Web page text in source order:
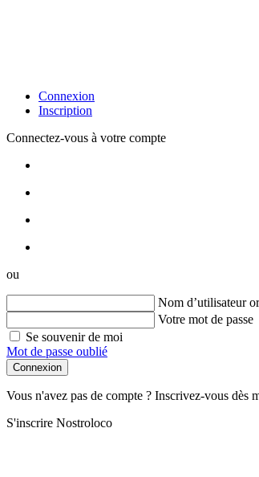
Connexion
Inscription
Connectez-vous à votre compte
ou
Nom d’utilisateur
Votre mot de passe
Se souvenir de moi
Mot de passe oublié
Connexion
Vous n'avez pas de compte ? Inscrivez-vous dès
S'inscrire Nostroloco